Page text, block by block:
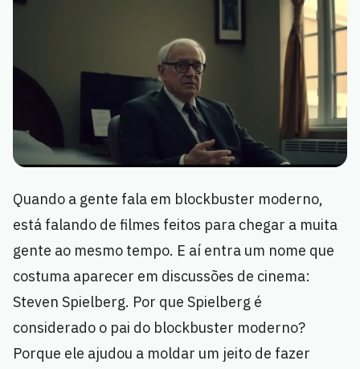
Quando a gente fala em blockbuster moderno,
está falando de filmes feitos para chegar a muita
gente ao mesmo tempo. E aí entra um nome que
costuma aparecer em discussões de cinema:
Steven Spielberg. Por que Spielberg é
considerado o pai do blockbuster moderno?
Porque ele ajudou a moldar um jeito de fazer